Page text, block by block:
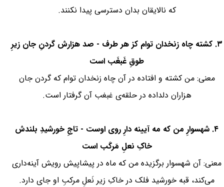
که نالایقان بدان دسترسی پیدا نکنند.
۳. کشته چاه زنخدان توام کز هر طرف - صد هزارش گردنِ جان زیرِ
طوقِ غَبغَب است
معنی: من کشته و افتاده در آن چاه زنخدان توام که گردن جان
هزاران دلداده در حلقه‌ی غبغب آن گرفتار است.
۴. شهسوارِ من که مه آیینه دارِ روی اوست - تاجِ خورشیدِ بلندش
خاکِ نعلِ مَرکَب است
معنی: آن شهسوار برگزیده من که ماه در پیشاپیش رویش آینه‌داری
می‌کند، قبه خورشید فلک در خاکِ زیر نَعلِ مرکبِ او جای دارد.